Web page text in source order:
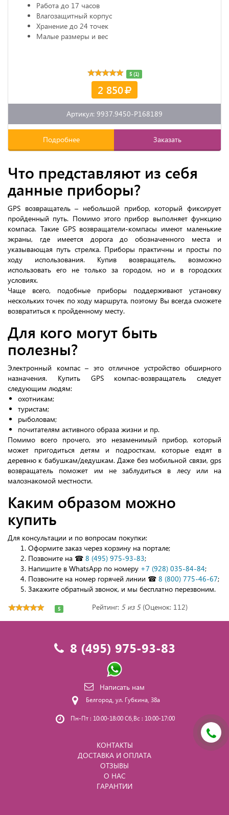
Работа до 17 часов
Влагозащитный корпус
Хранение до 24 точек
Малые размеры и вес
5 (1)
2 850
Артикул: 9937.9450-P168189
Подробнее Заказать
Что представляют из себя
данные приборы?
GPS возвращатель – небольшой прибор, который фиксирует
пройденный путь. Помимо этого прибор выполняет функцию
компаса. Такие GPS возвращатели-компасы имеют маленькие
экраны, где имеется дорога до обозначенного места и
указывающая путь стрелка. Приборы практичны и просты по
ходу использования. Купив возвращатель, возможно
использовать его не только за городом, но и в городских
условиях.
Чаще всего, подобные приборы поддерживают установку
нескольких точек по ходу маршрута, поэтому Вы всегда сможете
возвратиться к пройденному месту.
Для кого могут быть
полезны?
Электронный компас – это отличное устройство обширного
назначения. Купить GPS компас-возвращатель следует
следующим людям:
охотникам;
туристам;
рыболовам;
почитателям активного образа жизни и пр.
Помимо всего прочего, это незаменимый прибор, который
может пригодиться детям и подросткам, которые ездят в
деревню к бабушкам/дедушкам. Даже без мобильной связи, gps
возвращатель поможет им не заблудиться в лесу или на
малознакомой местности.
Каким образом можно
купить
Для консультации и по вопросам покупки:
Оформите заказ через корзину на портале;
Позвоните на ☎ 8 (495) 975-93-83;
Напишите в WhatsApp по номеру +7 (928) 035-84-84;
Позвоните на номер горячей линии ☎ 8 (800) 775-46-67;
Закажите обратный звонок, и мы бесплатно перезвоним.
5 Рейтинг: 5 из 5(Оценок: 112)
8 (495) 975-93-83
Написать нам
Белгород, ул. Губкина, 38а
Пн-Пт : 10:00-18:00 Сб,Вс : 10:00-17:00
КОНТАКТЫ
ДОСТАВКА И ОПЛАТА
ОТЗЫВЫ
О НАС
ГАРАНТИИ